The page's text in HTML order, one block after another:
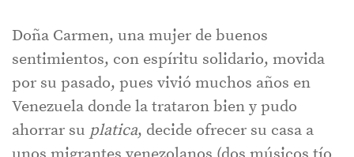
Doña Carmen, una mujer de buenos
sentimientos, con espíritu solidario, movida
por su pasado, pues vivió muchos años en
Venezuela donde la trataron bien y pudo
ahorrar su platica, decide ofrecer su casa a